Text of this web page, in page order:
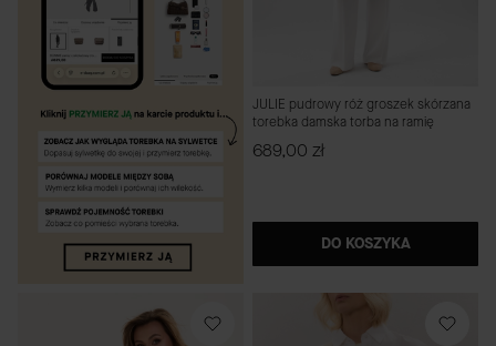
JULIE pudrowy róż groszek skórzana
torebka damska torba na ramię
Cena
689,00 zł
DO KOSZYKA